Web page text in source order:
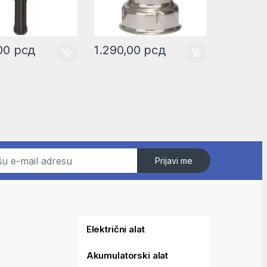
рсд 1.290,00 рсд
Prijavi me
Električni alat
Akumulatorski alat